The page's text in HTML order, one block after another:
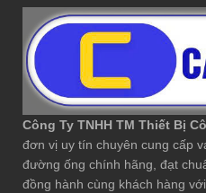
Công Ty TNHH TM Thiết Bị
đơn vị uy tín chuyên cung cấp
đường ống chính hãng, đạt
đồng hành cùng khách hàng